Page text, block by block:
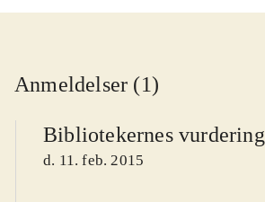
Anmeldelser (1)
Bibliotekernes vurdering
d. 11. feb. 2015